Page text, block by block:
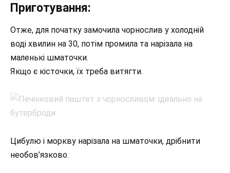
Приготування:
Отже, для початку замочила чорнослив у холодній
воді хвилин на 30, потім промила та нарізала на
маленькі шматочки.
Якщо є кісточки, їх треба витягти.
Цибулю і моркву нарізала на шматочки, дрібнити
необов’язково.